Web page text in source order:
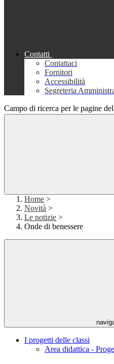
Contatti
Contattaci
Fornitori
Accessibilità
Segreteria
Campo di ricerca per le pagine
Home >
Novità >
Le notizie >
Onde di benessere
I progetti delle classi
Area didattica -